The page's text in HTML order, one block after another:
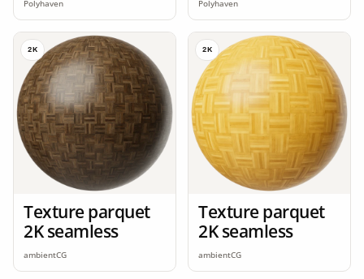
Polyhaven Polyhaven
2K
Texture parquet
2K seamless
ambientCG
2K
Texture parquet
2K seamless
ambientCG